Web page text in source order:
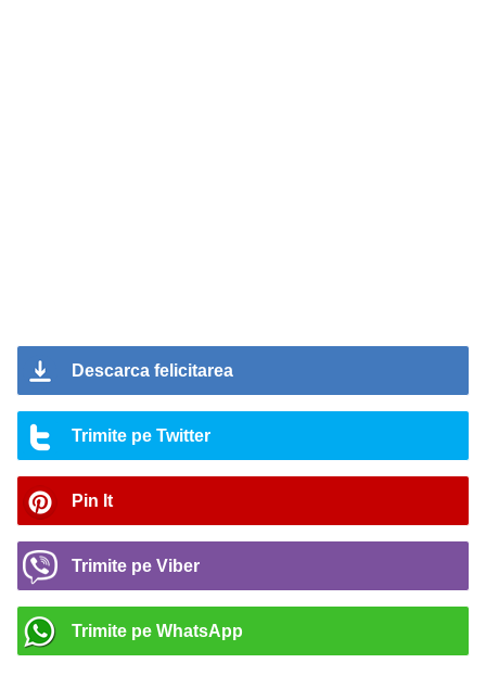
Descarca felicitarea
Trimite pe Twitter
Pin It
Trimite pe Viber
Trimite pe WhatsApp